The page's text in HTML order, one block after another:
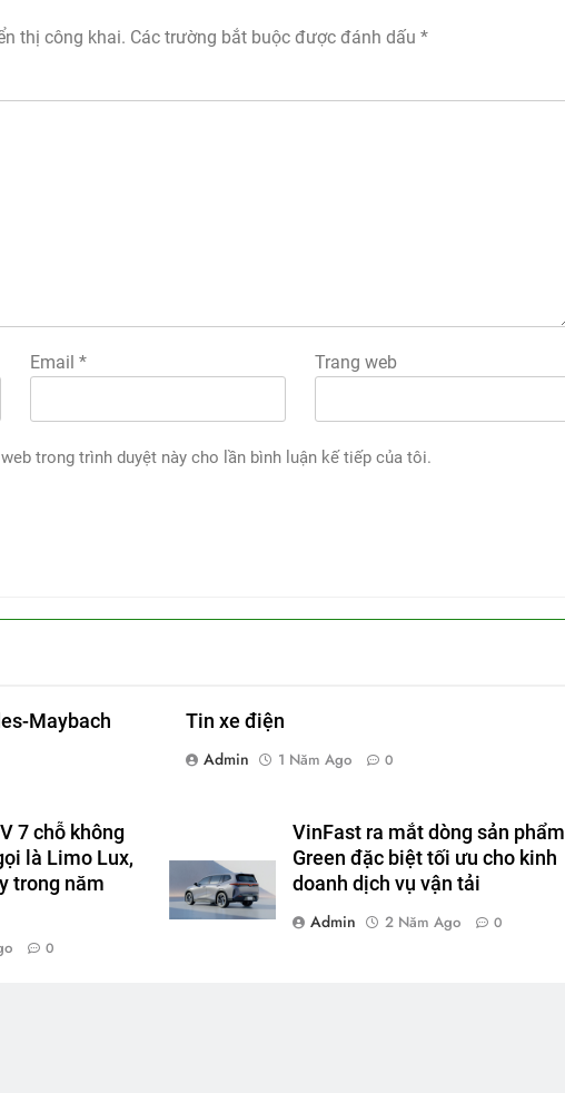
thị công khai. Các trường bắt buộc được đánh dấu *
Email * Trang web
trong trình duyệt này cho lần bình luận kế tiếp của tôi.
Maybach
Tin xe điện
Admin
1 Năm Ago 0
7 chỗ không
là Limo Lux,
trong năm
0
VinFast ra mắt dòng sản phẩm
Green đặc biệt tối ưu cho kinh
doanh dịch vụ vận tải
Admin
2 Năm Ago 0